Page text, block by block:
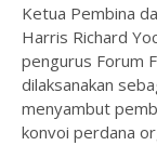
Ketua Pembina
Harris Richard
pengurus Forum
dilaksanakan
menyambut
konvoi perdana